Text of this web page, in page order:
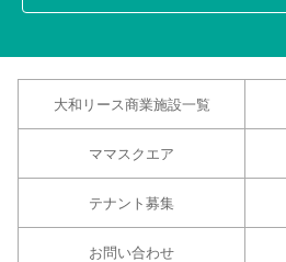
大和リース商業施設一覧
ママスクエア
テナント募集
お問い合わせ